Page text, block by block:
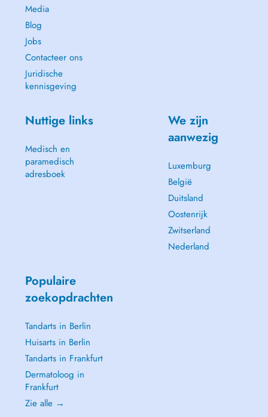
Media
Blog
Jobs
Contacteer ons
Juridische
kennisgeving
Nuttige links
Medisch en
paramedisch
adresboek
We zijn
aanwezig
Luxemburg
België
Duitsland
Oostenrijk
Zwitserland
Nederland
Populaire
zoekopdrachten
Tandarts in Berlin
Huisarts in Berlin
Tandarts in Frankfurt
Dermatoloog in
Frankfurt
Zie alle →